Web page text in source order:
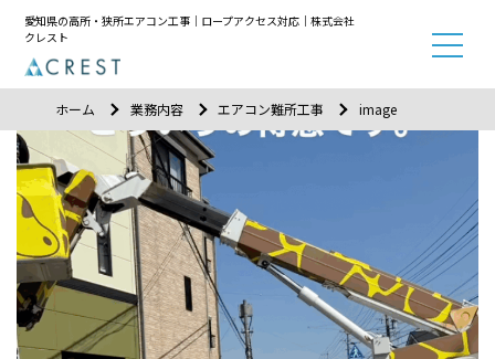
愛知県の高所・狭所エアコン工事｜ロープアクセス対応｜株式会社
クレスト
ホーム 業務内容 エアコン難所工事 image